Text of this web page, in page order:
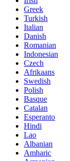
Greek
Turkish
Italian
Danish
Romanian
Indonesian
Czech
Afrikaans
Swedish
Polish
Basque
Catalan
Esperanto
Hindi
Lao
Albanian
Amharic